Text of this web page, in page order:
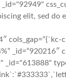
elit, sed